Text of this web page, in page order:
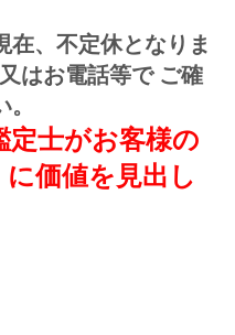
在、不定休となりま
はお電話等で ご確
定士がお客様の
に価値を見出し